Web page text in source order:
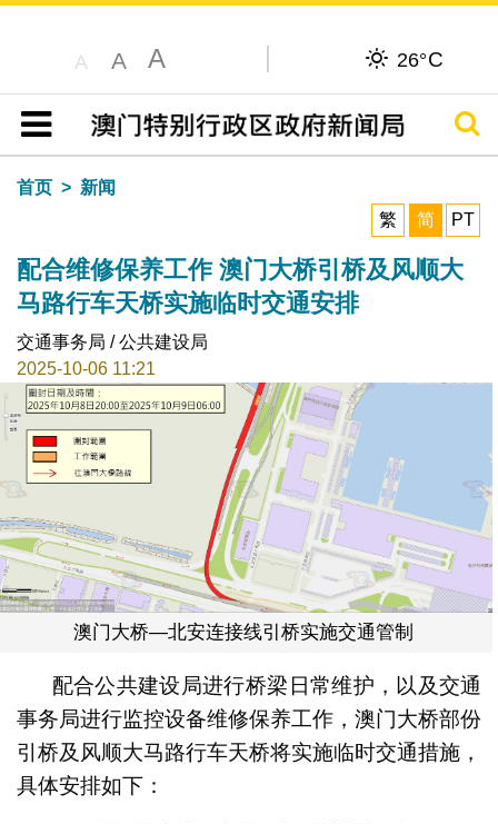
A A A 26°C
目录
搜寻
首页
新闻
繁
简 PT
配合维修保养工作 澳门大桥引桥及风顺大
马路行车天桥实施临时交通安排
交通事务局 / 公共建设局
2025-10-06 11:21
澳门大桥—北安连接线引桥实施交通管制
配合公共建设局进行桥梁日常维护，以及交通
事务局进行监控设备维修保养工作，澳门大桥部份
引桥及风顺大马路行车天桥将实施临时交通措施，
具体安排如下：